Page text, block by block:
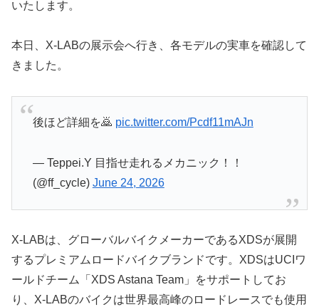
いたします。
本日、X-LABの展示会へ行き、各モデルの実車を確認して
きました。
後ほど詳細を🙇 pic.twitter.com/Pcdf11mAJn
— Teppei.Y 目指せ走れるメカニック！！
(@ff_cycle) June 24, 2026
X-LABは、グローバルバイクメーカーであるXDSが展開
するプレミアムロードバイクブランドです。XDSはUCIワ
ールドチーム「XDS Astana Team」をサポートしてお
り、X-LABのバイクは世界最高峰のロードレースでも使用